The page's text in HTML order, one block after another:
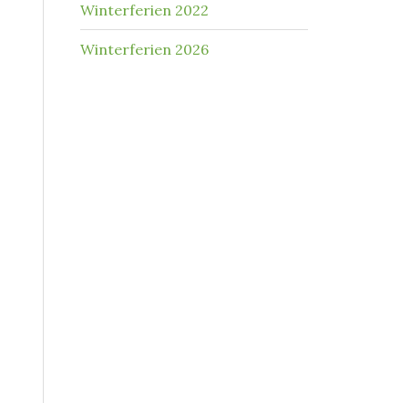
Winterferien 2022
Winterferien 2026